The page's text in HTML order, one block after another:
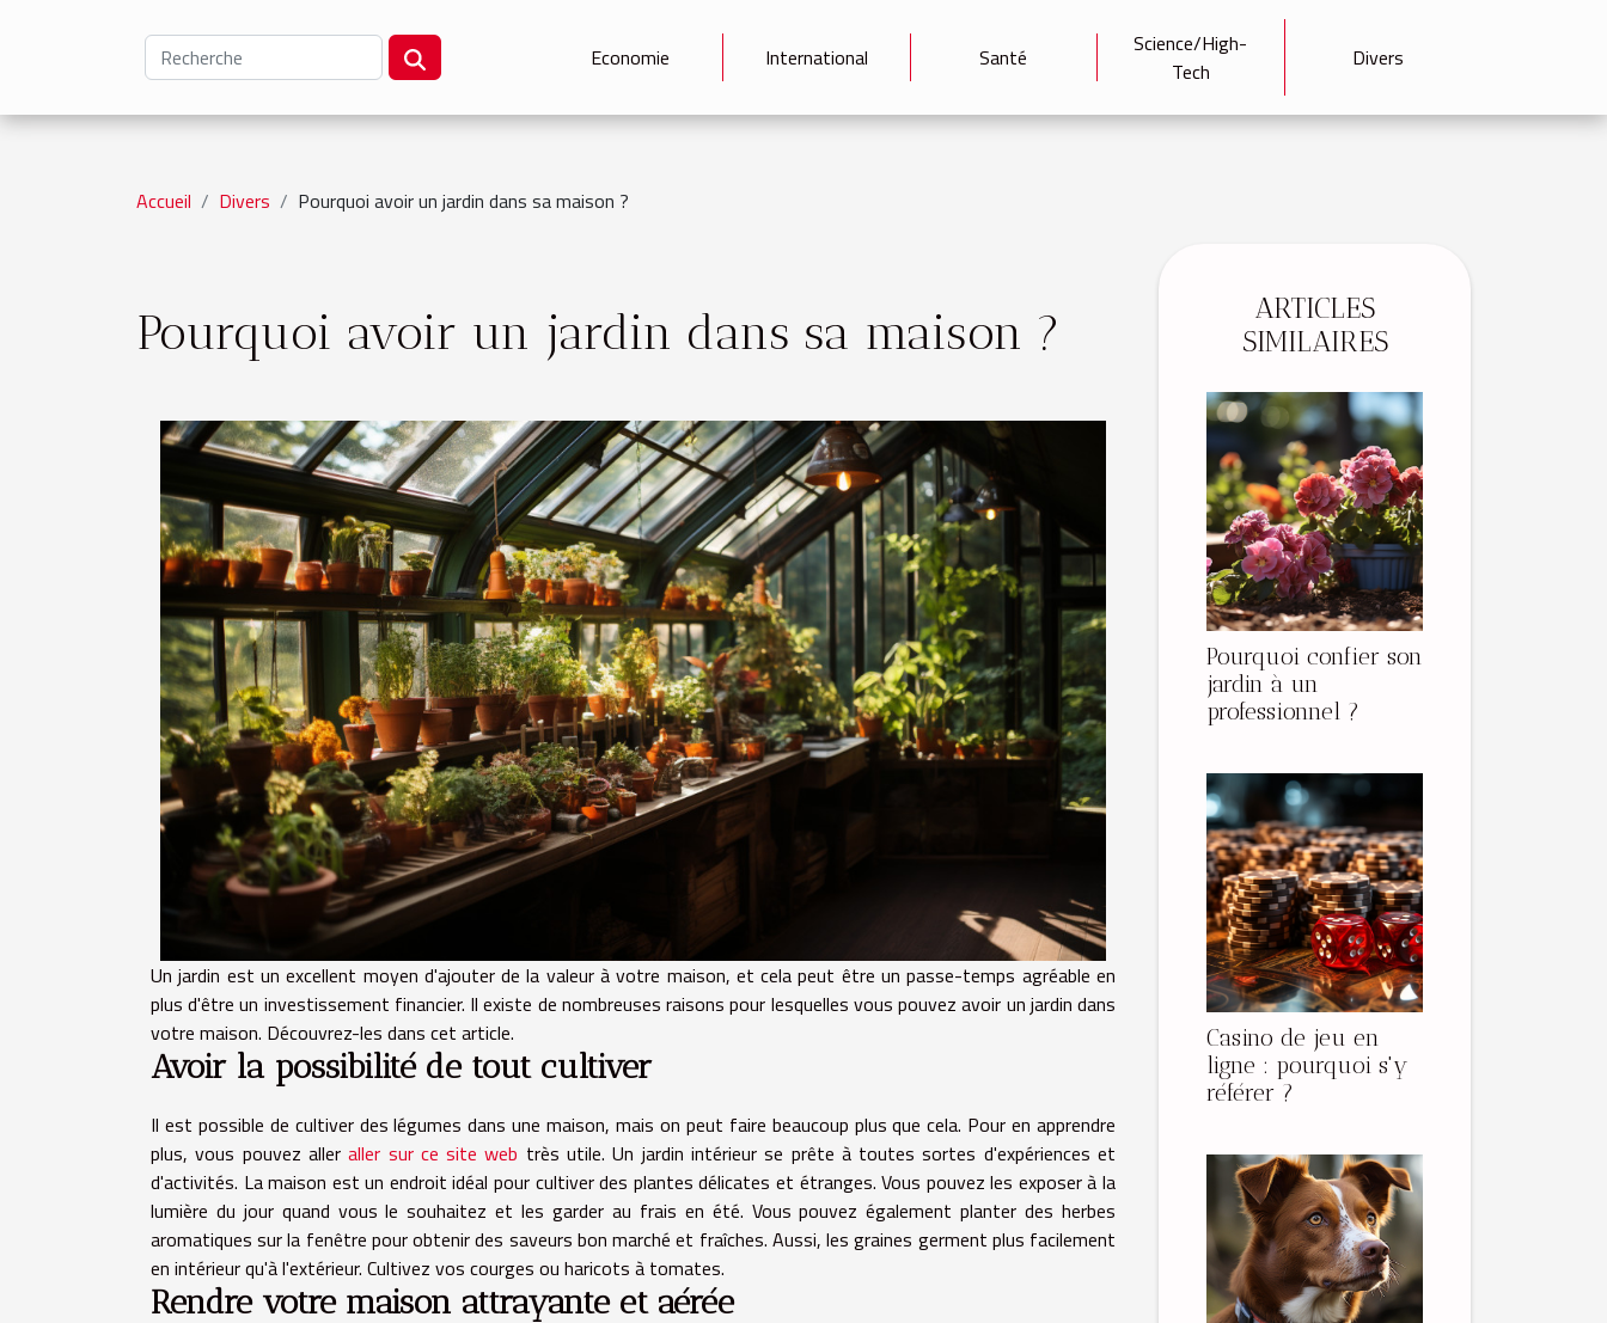
Economie International Santé
Science/High-
Tech
Divers
Accueil Divers Pourquoi avoir un jardin dans sa maison ?
Pourquoi avoir un jardin dans sa maison ?
Un jardin est un excellent moyen d'ajouter de la valeur à votre maison, et cela peut être un passe-temps agréable en
plus d'être un investissement financier. Il existe de nombreuses raisons pour lesquelles vous pouvez avoir un jardin dans
votre maison. Découvrez-les dans cet article.
Avoir la possibilité de tout cultiver
Il est possible de cultiver des légumes dans une maison, mais on peut faire beaucoup plus que cela. Pour en apprendre
plus, vous pouvez alleraller sur ce site web très utile. Un jardin intérieur se prête à toutes sortes d'expériences et
d'activités. La maison est un endroit idéal pour cultiver des plantes délicates et étranges. Vous pouvez les exposer à la
lumière du jour quand vous le souhaitez et les garder au frais en été. Vous pouvez également planter des herbes
aromatiques sur la fenêtre pour obtenir des saveurs bon marché et fraîches. Aussi, les graines germent plus facilement
en intérieur qu'à l'extérieur. Cultivez vos courges ou haricots à tomates.
Rendre votre maison attrayante et aérée
ARTICLES
SIMILAIRES
Pourquoi confier son
jardin à un
professionnel ?
Casino de jeu en
ligne : pourquoi s'y
référer ?